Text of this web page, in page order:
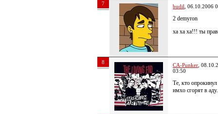
7 budil , 06.10.2006
2 demyron
ха ха ха!!! ты
8 CA-Punker ,
03:50
Те, кто
имхо сгорят в аду.